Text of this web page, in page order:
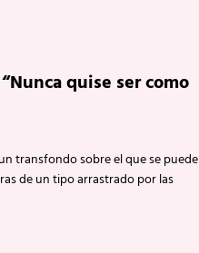
quise ser como
transfondo sobre el que se puede
de un tipo arrastrado por las